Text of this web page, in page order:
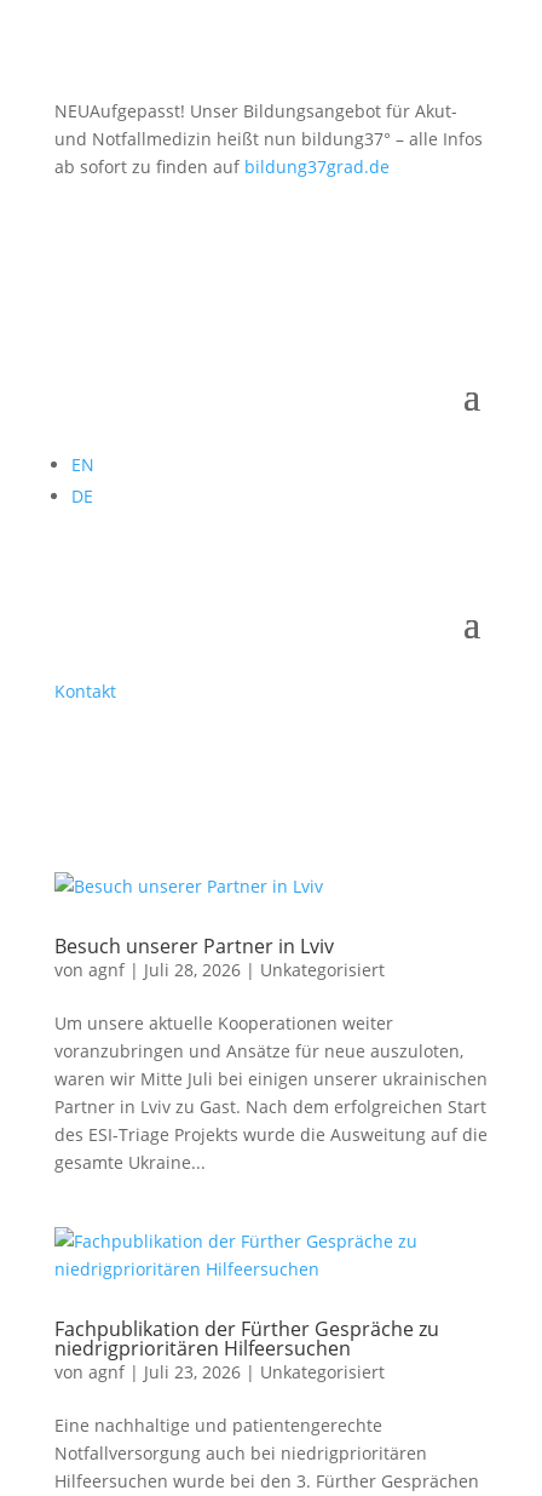
NEUAufgepasst! Unser Bildungsangebot für Akut-
und Notfallmedizin heißt nun bildung37° – alle Infos
ab sofort zu finden auf bildung37grad.de
EN
DE
Kontakt
Besuch unserer Partner in Lviv
von agnf| Juli 28, 2026| Unkategorisiert
Um unsere aktuelle Kooperationen weiter
voranzubringen und Ansätze für neue auszuloten,
waren wir Mitte Juli bei einigen unserer ukrainischen
Partner in Lviv zu Gast. Nach dem erfolgreichen Start
des ESI-Triage Projekts wurde die Ausweitung auf die
gesamte Ukraine...
Fachpublikation der Fürther Gespräche zu
niedrigprioritären Hilfeersuchen
von agnf| Juli 23, 2026| Unkategorisiert
Eine nachhaltige und patientengerechte
Notfallversorgung auch bei niedrigprioritären
Hilfeersuchen wurde bei den 3. Fürther Gesprächen